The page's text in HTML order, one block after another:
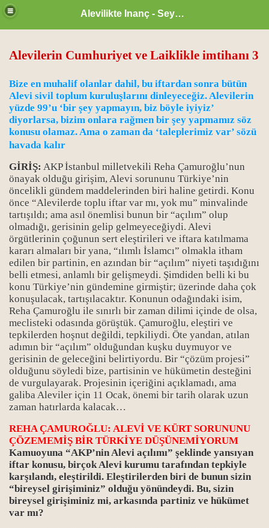
Alevilikte Inanç - Seyyid Hakkı
Alevilerin Cumhuriyet ve Laiklikle imtihanı 3
Bize en muhalif olanlar dahil, bu iftardan sonra bütün
Alevi sivil toplum kuruluşlarını dinleyeceğiz. Alevilerin
yüzde 99’u ‘bir şey yapmayın, biz böyle iyiyiz’
diyorlarsa, bizim onlara rağmen bir şey yapmamız söz
konusu olamaz. Ama o zaman da ‘taleplerimiz var’ sözü
havada kalır
GİRİŞ: AKP İstanbul milletvekili Reha Çamuroğlu’nun
önayak olduğu girişim, Alevi sorununu Türkiye’nin
öncelikli gündem maddelerinden biri haline getirdi. Konu
önce “Alevilerde toplu iftar var mı, yok mu” minvalinde
tartışıldı; ama asıl önemlisi bunun bir “açılım” olup
olmadığı, gerisinin gelip gelmeyeceğiydi. Alevi
örgütlerinin çoğunun sert eleştirileri ve iftara katılmama
kararı almaları bir yana, “ılımlı İslamcı” olmakla itham
edilen bir partinin, en azından bir “açılım” niyeti taşıdığını
belli etmesi, anlamlı bir gelişmeydi. Şimdiden belli ki bu
konu Türkiye’nin gündemine girmiştir; üzerinde daha çok
konuşulacak, tartışılacaktır. Konunun odağındaki isim,
Reha Çamuroğlu ile sınırlı bir zaman dilimi içinde de olsa,
meclisteki odasında görüştük. Çamuroğlu, eleştiri ve
tepkilerden hoşnut değildi, tepkiliydi. Öte yandan, atılan
adımın bir “açılım” olduğundan kuşku duymuyor ve
gerisinin de geleceğini belirtiyordu. Bir “çözüm projesi”
olduğunu söyledi bize, partisinin ve hükümetin desteğini
de vurgulayarak. Projesinin içeriğini açıklamadı, ama
galiba Aleviler için 11 Ocak, önemi bir tarih olarak uzun
zaman hatırlarda kalacak…
REHA ÇAMUROĞLU: ALEVİ VE KÜRT SORUNUNU
ÇÖZEMEMİŞ BİR TÜRKİYE DÜŞÜNEMİYORUM
Kamuoyuna “AKP’nin Alevi açılımı” şeklinde yansıyan
iftar konusu, birçok Alevi kurumu tarafından tepkiyle
karşılandı, eleştirildi. Eleştirilerden biri de bunun sizin
“bireysel girişiminiz” olduğu yönündeydi. Bu, sizin
bireysel girişiminiz mi, arkasında partiniz ve hükümet
var mı?
ayı